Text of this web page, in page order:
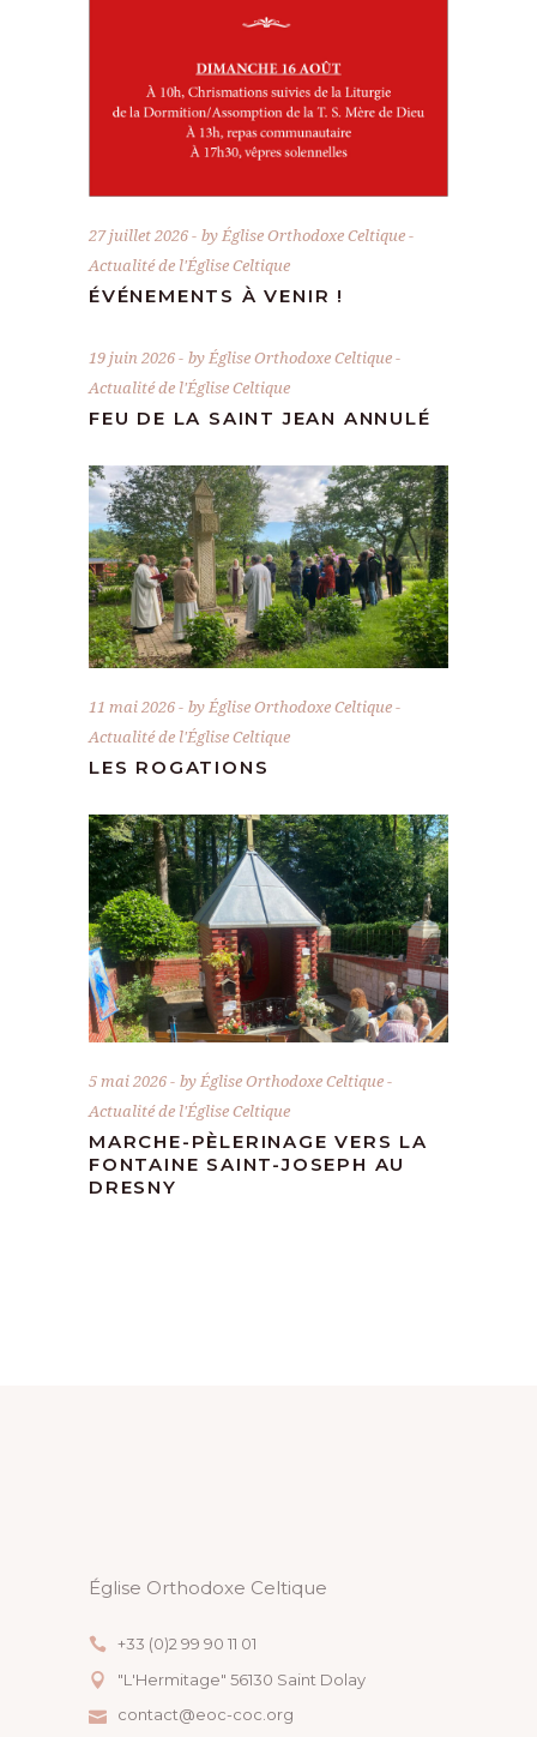
27 juillet 2026 byÉglise Orthodoxe Celtique
Actualité de l'Église Celtique
ÉVÉNEMENTS À VENIR !
19 juin 2026 byÉglise Orthodoxe Celtique
Actualité de l'Église Celtique
FEU DE LA SAINT JEAN ANNULÉ
11 mai 2026 by Église Orthodoxe Celtique
Actualité de l'Église Celtique
LES ROGATIONS
5 mai 2026 byÉglise Orthodoxe Celtique
Actualité de l'Église Celtique
MARCHE-PÈLERINAGE VERS LA
FONTAINE SAINT-JOSEPH AU
DRESNY
Église Orthodoxe Celtique
+33 (0)2 99 90 11 01
"L'Hermitage" 56130 Saint Dolay
contact@eoc-coc.org